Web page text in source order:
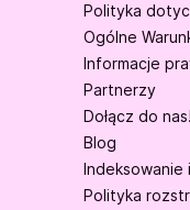
Polityka
Ogólne
Informacje
Partnerzy
Dołącz do nas!
Blog
Indeksowanie
Polityka